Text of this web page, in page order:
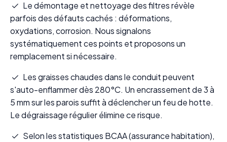
Le démontage et nettoyage des filtres révèle
parfois des défauts cachés : déformations,
oxydations, corrosion. Nous signalons
systématiquement ces points et proposons un
remplacement si nécessaire.
Les graisses chaudes dans le conduit peuvent
s'auto-enflammer dès 280°C. Un encrassement de 3 à
5 mm sur les parois suffit à déclencher un feu de hotte.
Le dégraissage régulier élimine ce risque.
Selon les statistiques BCAA (assurance habitation),